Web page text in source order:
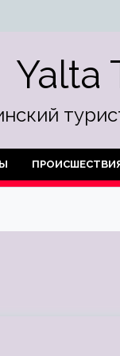
Yalta